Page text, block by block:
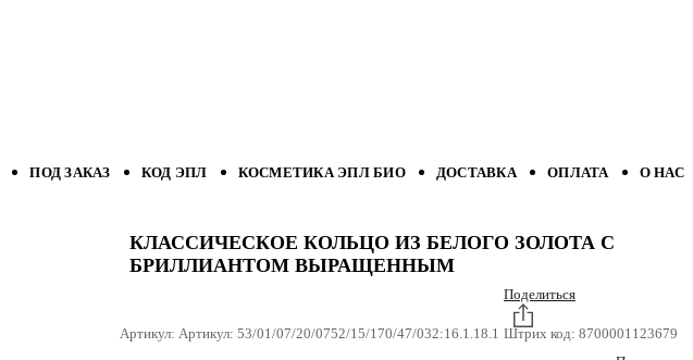
ПОД ЗАКАЗ КОД ЭПЛ КОСМЕТИКА ЭПЛ БИО ДОСТАВКА ОПЛАТА О НАС
КЛАССИЧЕСКОЕ КОЛЬЦО ИЗ БЕЛОГО ЗОЛОТА С
БРИЛЛИАНТОМ ВЫРАЩЕННЫМ
Артикул: Артикул: 53/01/07/20/0752/15/170/47/032:16.1.18.1
Поделиться
Штрих код: 8700001123679